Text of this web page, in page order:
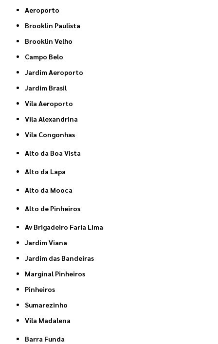
Aeroporto
Brooklin Paulista
Brooklin Velho
Campo Belo
Jardim Aeroporto
Jardim Brasil
Vila Aeroporto
Vila Alexandrina
Vila Congonhas
Alto da Boa Vista
Alto da Lapa
Alto da Mooca
Alto de Pinheiros
Av Brigadeiro Faria Lima
Jardim Viana
Jardim das Bandeiras
Marginal Pinheiros
Pinheiros
Sumarezinho
Vila Madalena
Barra Funda